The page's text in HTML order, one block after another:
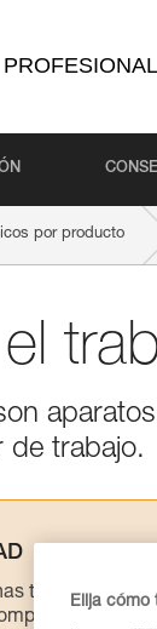
PROFESIONAL
por producto
de trabajo.
técnicas de
la
Elija cómo